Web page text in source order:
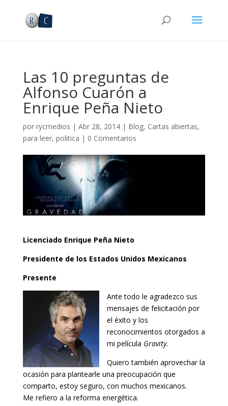
Las 10 preguntas de
Alfonso Cuarón a
Enrique Peña Nieto
por rycmedios | Abr 28, 2014| Blog, Cartas abiertas,
para leer, politica | 0 Comentarios
Licenciado Enrique Peña Nieto
Presidente de los Estados Unidos Mexicanos
Presente
Ante todo le agradezco sus
mensajes de felicitación por
el éxito y los
reconocimientos otorgados a
mi película Gravity.
Quiero también aprovechar la
ocasión para plantearle una preocupación que
comparto, estoy seguro, con muchos mexicanos.
Me refiero a la reforma energética.